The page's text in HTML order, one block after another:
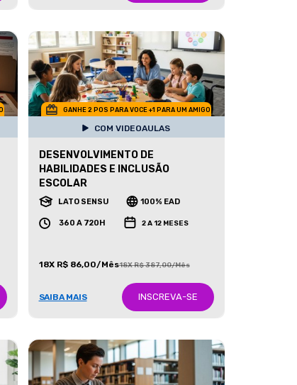
GANHE 2 POS PARA VOCE +1 PARA UM AMIGO
COM VIDEOAULAS
DESENVOLVIMENTO DE
HABILIDADES E INCLUSÃO
ESCOLAR
LATO SENSU 100% EAD
360 A 720H 2 A 12 MESES
18X R$ 86,00/Mês18X R$ 387,00/Mês
SAIBA MAIS INSCREVA-SE